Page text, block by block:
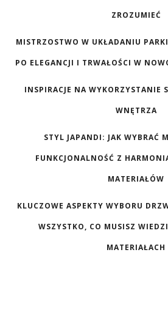
ZROZUMIEĆ
MISTRZOSTWO W UKŁADANIU
PO ELEGANCJI I TRWAŁOŚCI W
INSPIRACJE NA WYKORZYSTANIE
WNĘTRZA
STYL JAPANDI: JAK WYBRAĆ
FUNKCJONALNOŚĆ Z
MATERIAŁÓW
KLUCZOWE ASPEKTY WYBORU
WSZYSTKO, CO MUSISZ
MATERIAŁACH